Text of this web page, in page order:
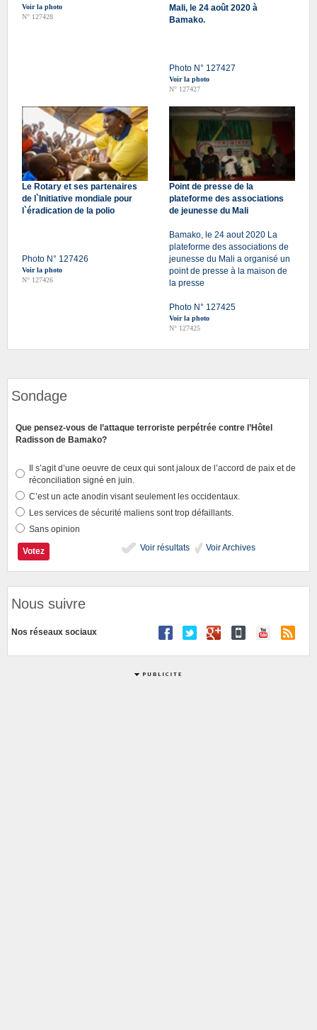
Voir la photo
N° 127428
Mali, le 24 août 2020 à
Bamako.
Photo N° 127427
Voir la photo
N° 127427
Le Rotary et ses partenaires
de l`Initiative mondiale pour
l`éradication de la polio
Photo N° 127426
Voir la photo
N° 127426
Point de presse de la
plateforme des associations
de jeunesse du Mali
Bamako, le 24 aout 2020 La
plateforme des associations de
jeunesse du Mali a organisé un
point de presse à la maison de
la presse
Photo N° 127425
Voir la photo
N° 127425
Sondage
Que pensez-vous de l’attaque terroriste perpétrée contre l’Hôtel
Radisson de Bamako?
Il s’agit d’une oeuvre de ceux qui sont jaloux de l’accord de paix et de
réconciliation signé en juin.
C’est un acte anodin visant seulement les occidentaux.
Les services de sécurité maliens sont trop défaillants.
Sans opinion
Voir résultats
Voir Archives
Nous suivre
Nos réseaux sociaux